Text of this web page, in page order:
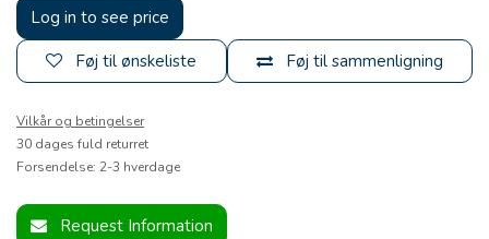
Log in to see price
Føj til sammenligning
Føj til ønskeliste
Vilkår og betingelser
30 dages fuld returret
Forsendelse: 2-3 hverdage
Request Information